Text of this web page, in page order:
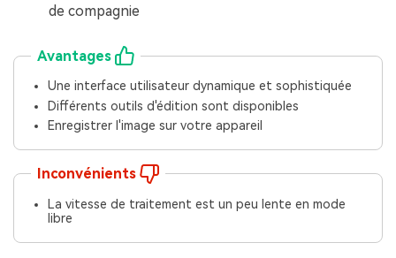
de compagnie
Avantages
Une interface utilisateur dynamique et sophistiquée
Différents outils d'édition sont disponibles
Enregistrer l'image sur votre appareil
Inconvénients
La vitesse de traitement est un peu lente en mode
libre